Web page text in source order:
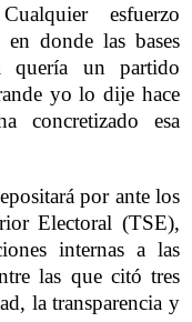
esfuerzo
donde las bases
quería un partido
yo lo dije hace
concretizado esa
por ante los
Electoral (TSE),
internas a las
las que citó tres
la transparencia y